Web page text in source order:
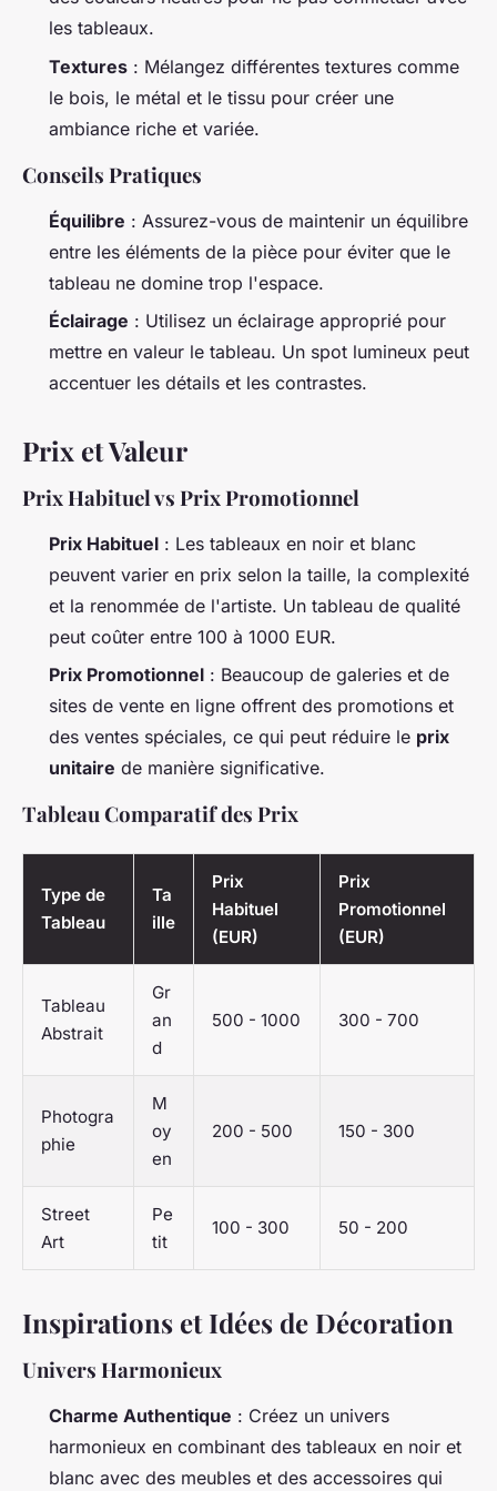
les tableaux.
Textures : Mélangez différentes textures comme
le bois, le métal et le tissu pour créer une
ambiance riche et variée.
Conseils Pratiques
Équilibre : Assurez-vous de maintenir un équilibre
entre les éléments de la pièce pour éviter que le
tableau ne domine trop l'espace.
Éclairage : Utilisez un éclairage approprié pour
mettre en valeur le tableau. Un spot lumineux peut
accentuer les détails et les contrastes.
Prix et Valeur
Prix Habituel vs Prix Promotionnel
Prix Habituel : Les tableaux en noir et blanc
peuvent varier en prix selon la taille, la complexité
et la renommée de l'artiste. Un tableau de qualité
peut coûter entre 100 à 1000 EUR.
Prix Promotionnel : Beaucoup de galeries et de
sites de vente en ligne offrent des promotions et
des ventes spéciales, ce qui peut réduire le prix
unitaire de manière significative.
Tableau Comparatif des Prix
Type de
Tableau
Ta
ille
Prix
Habituel
(EUR)
Prix
Promotionnel
(EUR)
Tableau
Abstrait
Gr
an
d
500 - 1000 300 - 700
Photogra
phie
M
oy
en
200 - 500 150 - 300
Street
Art
Pe
tit
100 - 300 50 - 200
Inspirations et Idées de Décoration
Univers Harmonieux
Charme Authentique : Créez un univers
harmonieux en combinant des tableaux en noir et
blanc avec des meubles et des accessoires qui